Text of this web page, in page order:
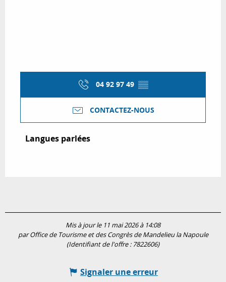
04 92 97 49 ▒▒
CONTACTEZ-NOUS
Langues parlées
Langues parlées
Mis à jour le 11 mai 2026 à 14:08
par Office de Tourisme et des Congrès de Mandelieu la Napoule
(Identifiant de l'offre : 7822606)
Signaler une erreur